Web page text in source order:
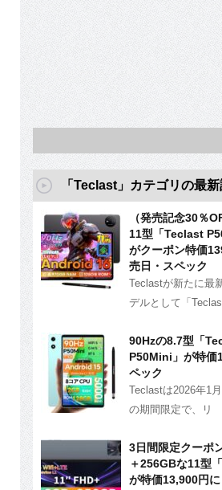
「Teclast」カテゴリの最
（発売記念30％
11型「Teclast
がクーポン特価
売日・スペック
Teclastが新たに最
デルとして「Teclas
90Hzの8.7型「
P50Mini」が特価
ペック
Teclastは2026年1
の期間限定で、リ
3日間限定クーポ
＋256GBな11型
が特価13,900円